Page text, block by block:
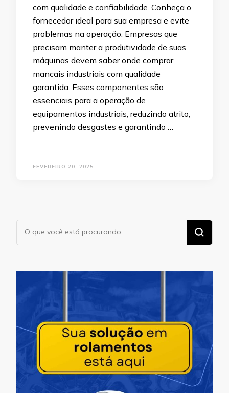
com qualidade e confiabilidade. Conheça o
fornecedor ideal para sua empresa e evite
problemas na operação. Empresas que
precisam manter a produtividade de suas
máquinas devem saber onde comprar
mancais industriais com qualidade
garantida. Esses componentes são
essenciais para a operação de
equipamentos industriais, reduzindo atrito,
prevenindo desgastes e garantindo …
FEVEREIRO 20, 2025
Procurando
algo?